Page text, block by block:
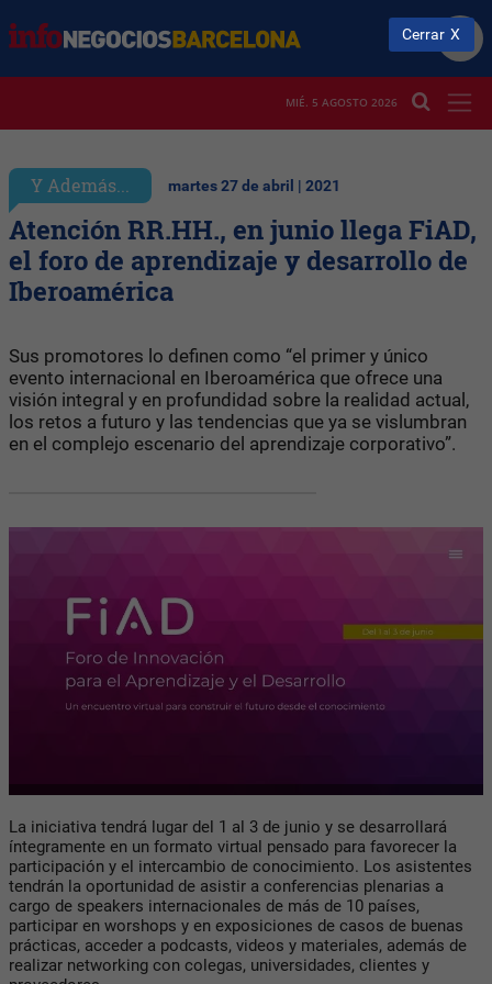
MIÉ. 5 AGOSTO 2026
Y Además... martes 27 de abril | 2021
Atención RR.HH., en junio llega FiAD,
el foro de aprendizaje y desarrollo de
Iberoamérica
Sus promotores lo definen como “el primer y único
evento internacional en Iberoamérica que ofrece una
visión integral y en profundidad sobre la realidad actual,
los retos a futuro y las tendencias que ya se vislumbran
en el complejo escenario del aprendizaje corporativo”.
La iniciativa tendrá lugar del 1 al 3 de junio y se desarrollará
íntegramente en un formato virtual pensado para favorecer la
participación y el intercambio de conocimiento. Los asistentes
tendrán la oportunidad de asistir a conferencias plenarias a
cargo de speakers internacionales de más de 10 países,
participar en worshops y en exposiciones de casos de buenas
prácticas, acceder a podcasts, videos y materiales, además de
realizar networking con colegas, universidades, clientes y
Cerrar